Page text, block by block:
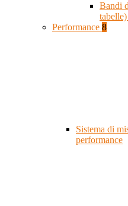
Bandi
tabelle)
Performance 8
Sistema di
performance